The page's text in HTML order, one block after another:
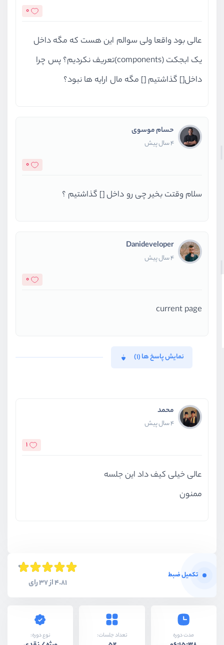
0
عالی بود واقعا ولی سوالم این هست که مگه داخل
یک ابجکت (components)تعریف نکردیم؟ پس چرا
داخل[] گذاشتیم [] مگه مال ارایه ها نبود؟
حسام موسوی
4 سال پیش
0
سلام وقتت بخیر چی رو داخل [] گذاشتیم ؟
Danideveloper
4 سال پیش
0
current page
نمایش پاسخ ها (1)
محمد
4 سال پیش
1
عالی خیلی کیف داد این جلسه
ممنون
تکمیل ضبط
4.81 از 37 رای
مدت دوره تعداد جلسات: نوع دوره: